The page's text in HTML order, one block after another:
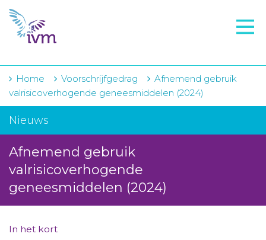
VMI
FTO voorbereiding
IVM-academie
Zorginstellingen
Voorschrijfgedrag
Projecten
Over IVM
Actueel
Contact
Home Voorschrijfgedrag
Afnemend gebruik
valrisicoverhogende geneesmiddelen (2024)
Nieuws
Afnemend gebruik
valrisicoverhogende
geneesmiddelen (2024)
In het kort